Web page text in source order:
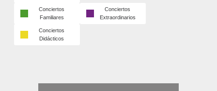
Conciertos
Familiares
Conciertos
Extraordinarios
Conciertos
Didácticos